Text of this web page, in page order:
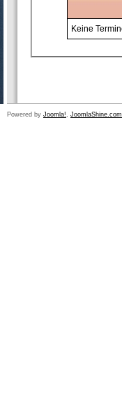
Keine
Powered by Joomla! JoomlaShine.com